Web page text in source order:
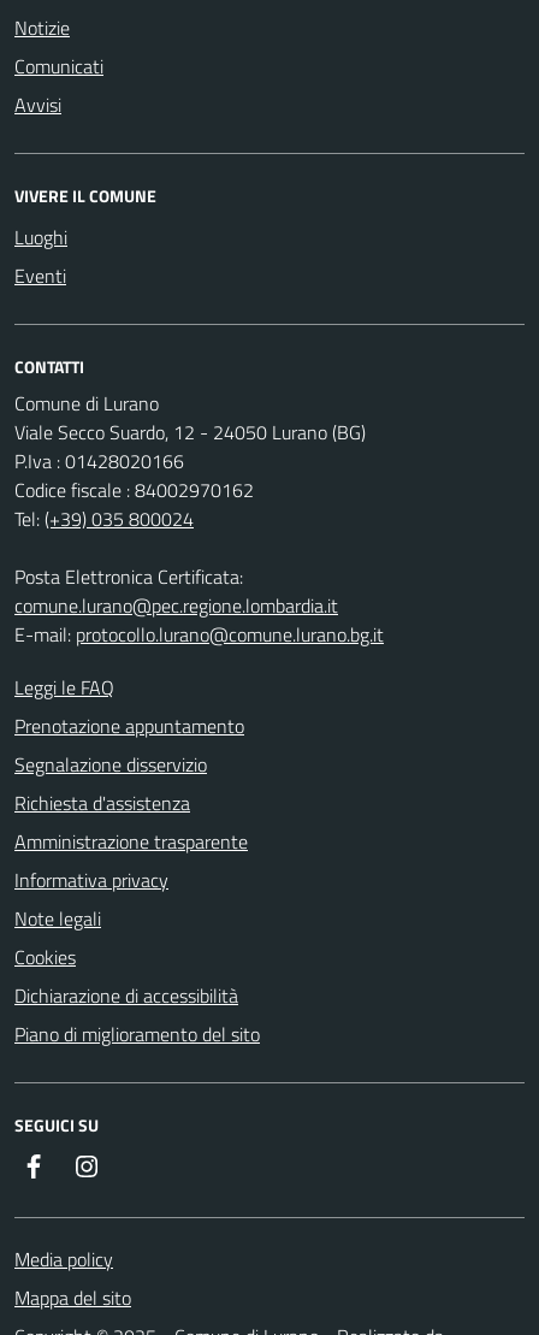
Notizie
Comunicati
Avvisi
VIVERE IL COMUNE
Luoghi
Eventi
CONTATTI
Comune di Lurano
Viale Secco Suardo, 12 - 24050 Lurano (BG)
P.Iva : 01428020166
Codice fiscale : 84002970162
Tel:(+39) 035 800024
Posta Elettronica Certificata:
comune.lurano@pec.regione.lombardia.it
E-mail: protocollo.lurano@comune.lurano.bg.it
Leggi le FAQ
Prenotazione appuntamento
Segnalazione disservizio
Richiesta d'assistenza
Amministrazione trasparente
Informativa privacy
Note legali
Cookies
Dichiarazione di accessibilità
Piano di miglioramento del sito
SEGUICI SU
Facebook
Media policy
Mappa del sito